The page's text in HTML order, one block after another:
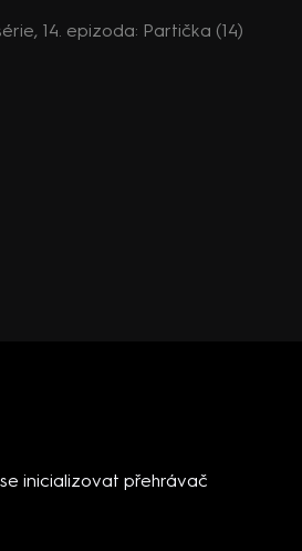
14. epizoda: Partička (14)
inicializovat přehrávač